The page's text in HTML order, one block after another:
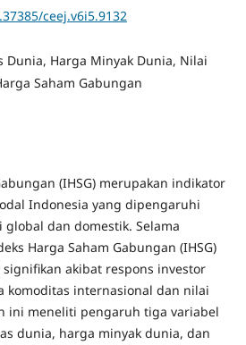
ceej.v6i5.9132
Dunia, Harga Minyak Dunia, Nilai
Saham Gabungan
(IHSG) merupakan indikator
Indonesia yang dipengaruhi
dan domestik. Selama
Harga Saham Gabungan (IHSG)
akibat respons investor
komoditas internasional dan nilai
ini meneliti pengaruh tiga variabel
dunia, harga minyak dunia, dan